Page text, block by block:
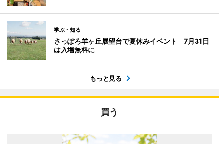
学ぶ・知る
さっぽろ羊ヶ丘展望台で夏休みイベント 7月31日
は入場無料に
もっと見る
買う